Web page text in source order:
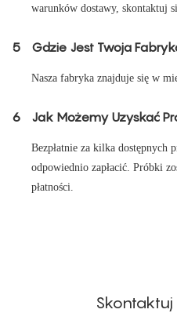
warunków dostawy, skontaktuj
5 Gdzie Jest Twoja
Nasza fabryka znajduje się w
6 Jak Możemy Uzyskać
Bezpłatnie za kilka dostępnych
odpowiednio zapłacić. Próbki
płatności.
Skontaktuj